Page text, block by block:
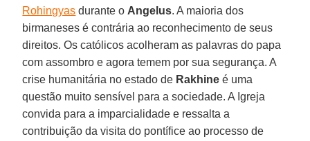
Rohingyas durante o Angelus. A maioria dos
birmaneses é contrária ao reconhecimento de seus
direitos. Os católicos acolheram as palavras do papa
com assombro e agora temem por sua segurança. A
crise humanitária no estado de Rakhine é uma
questão muito sensível para a sociedade. A Igreja
convida para a imparcialidade e ressalta a
contribuição da visita do pontífice ao processo de